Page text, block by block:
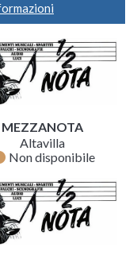
MEZZANOTA
Altavilla
Non disponibile